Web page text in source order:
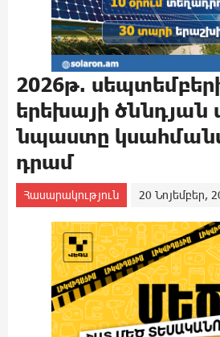
2026թ.
երեխայի
նպաստը
դրամ
Հասարակություն 20 Նոյեմբեր,